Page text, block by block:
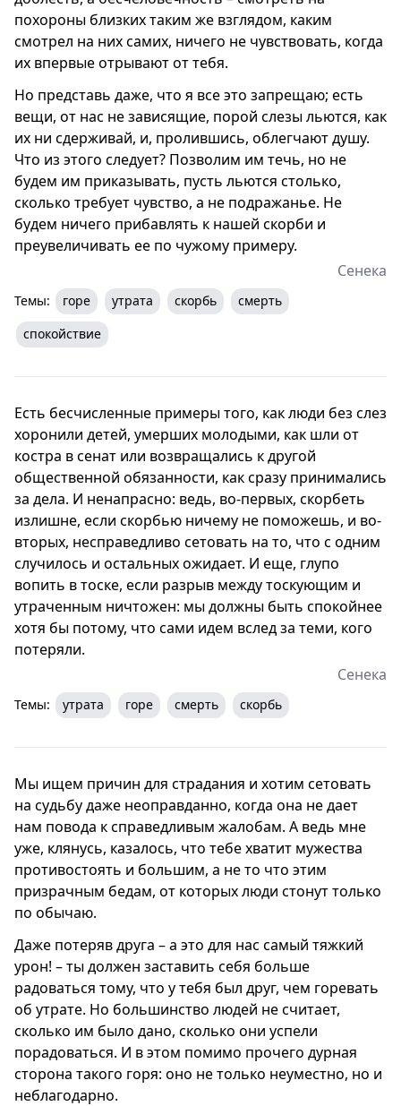
похороны близких таким же взглядом, каким
смотрел на них самих, ничего не чувствовать, когда
их впервые отрывают от тебя.
Но представь даже, что я все это запрещаю; есть
вещи, от нас не зависящие, порой слезы льются, как
их ни сдерживай, и, пролившись, облегчают душу.
Что из этого следует? Позволим им течь, но не
будем им приказывать, пусть льются столько,
сколько требует чувство, а не подражанье. Не
будем ничего прибавлять к нашей скорби и
преувеличивать ее по чужому примеру.
Сенека
Темы: горе утрата скорбь
смерть
спокойствие
Есть бесчисленные примеры того, как люди без слез
хоронили детей, умерших молодыми, как шли от
костра в сенат или возвращались к другой
общественной обязанности, как сразу принимались
за дела. И ненапрасно: ведь, во-первых, скорбеть
излишне, если скорбью ничему не поможешь, и во-
вторых, несправедливо сетовать на то, что с одним
случилось и остальных ожидает. И еще, глупо
вопить в тоске, если разрыв между тоскующим и
утраченным ничтожен: мы должны быть спокойнее
хотя бы потому, что сами идем вслед за теми, кого
потеряли.
Сенека
Темы: утрата горе смерть скорбь
Мы ищем причин для страдания и хотим сетовать
на судьбу даже неоправданно, когда она не дает
нам повода к справедливым жалобам. А ведь мне
уже, клянусь, казалось, что тебе хватит мужества
противостоять и большим, а не то что этим
призрачным бедам, от которых люди стонут только
по обычаю.
Даже потеряв друга – а это для нас самый тяжкий
урон! – ты должен заставить себя больше
радоваться тому, что у тебя был друг, чем горевать
об утрате. Но большинство людей не считает,
сколько им было дано, сколько они успели
порадоваться. И в этом помимо прочего дурная
сторона такого горя: оно не только неуместно, но и
неблагодарно.